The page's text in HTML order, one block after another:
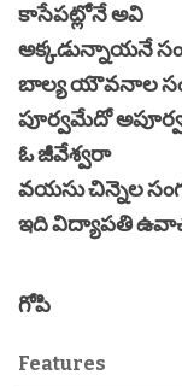
కాసేపట్లోనే అవి
అక్కడున్నాయనే
బాల్య యౌవనాల
పూర్వమేదో
ఓ జీవేశ్వరా
వయసు చిన్నెల
ఇది విద్యాపతి
-
గోపి
Features